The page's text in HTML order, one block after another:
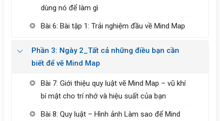
dùng nó để làm gì
Bài 6: Bài tập 1: Trải nghiệm đầu về Mind Map
Phần 3: Ngày 2_Tất cả những điều bạn cần
biết để vẽ Mind Map
Bài 7: Giới thiệu quy luật vẽ Mind Map – vũ khí
bí mật cho trí nhớ và hiệu suất của bạn
Bài 8: Quy luật – Hình ảnh Làm sao để Mind